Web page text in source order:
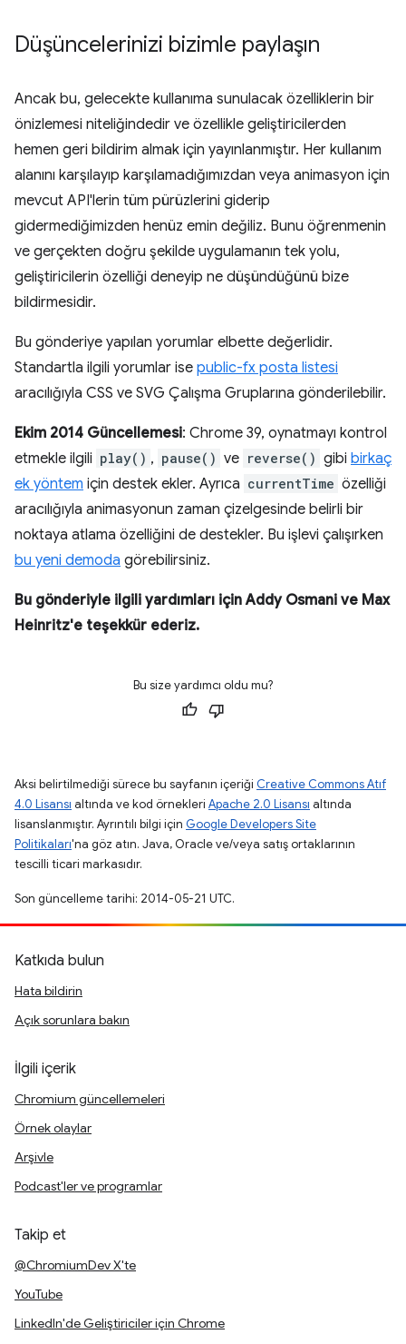
Düşüncelerinizi bizimle paylaşın
Ancak bu, gelecekte kullanıma sunulacak özelliklerin bir
önizlemesi niteliğindedir ve özellikle geliştiricilerden
hemen geri bildirim almak için yayınlanmıştır. Her kullanım
alanını karşılayıp karşılamadığımızdan veya animasyon için
mevcut API'lerin tüm pürüzlerini giderip
gidermediğimizden henüz emin değiliz. Bunu öğrenmenin
ve gerçekten doğru şekilde uygulamanın tek yolu,
geliştiricilerin özelliği deneyip ne düşündüğünü bize
bildirmesidir.
Bu gönderiye yapılan yorumlar elbette değerlidir.
Standartla ilgili yorumlar ise public-fx posta listesi
aracılığıyla CSS ve SVG Çalışma Gruplarına gönderilebilir.
Ekim 2014 Güncellemesi: Chrome 39, oynatmayı kontrol
etmekle ilgili play() , pause() ve reverse() gibi birkaç
ek yöntem için destek ekler. Ayrıca currentTime özelliği
aracılığıyla animasyonun zaman çizelgesinde belirli bir
noktaya atlama özelliğini de destekler. Bu işlevi çalışırken
bu yeni demoda görebilirsiniz.
Bu gönderiyle ilgili yardımları için Addy Osmani ve Max
Heinritz'e teşekkür ederiz.
Bu size yardımcı oldu mu?
Aksi belirtilmediği sürece bu sayfanın içeriği Creative Commons Atıf
4.0 Lisansı altında ve kod örnekleri Apache 2.0 Lisansı altında
lisanslanmıştır. Ayrıntılı bilgi için Google Developers Site
Politikaları'na göz atın. Java, Oracle ve/veya satış ortaklarının
tescilli ticari markasıdır.
Son güncelleme tarihi: 2014-05-21 UTC.
Katkıda bulun
Hata bildirin
Açık sorunlara bakın
İlgili içerik
Chromium güncellemeleri
Örnek olaylar
Arşivle
Podcast'ler ve programlar
Takip et
@ChromiumDev X'te
YouTube
LinkedIn'de Geliştiriciler için Chrome